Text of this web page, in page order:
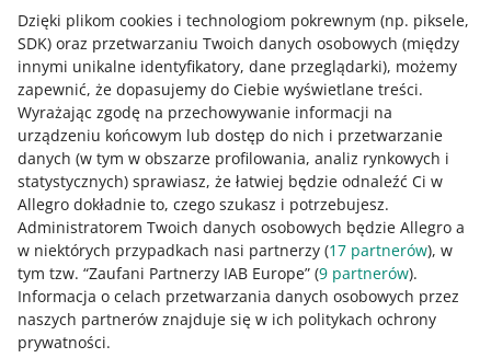
Dzięki plikom cookies i technologiom pokrewnym (np. piksele,
SDK) oraz przetwarzaniu Twoich danych osobowych (między
innymi unikalne identyfikatory, dane przeglądarki), możemy
zapewnić, że dopasujemy do Ciebie wyświetlane treści.
Wyrażając zgodę na przechowywanie informacji na
urządzeniu końcowym lub dostęp do nich i przetwarzanie
danych (w tym w obszarze profilowania, analiz rynkowych i
statystycznych) sprawiasz, że łatwiej będzie odnaleźć Ci w
Allegro dokładnie to, czego szukasz i potrzebujesz.
Administratorem Twoich danych osobowych będzie Allegro a
w niektórych przypadkach nasi partnerzy (17 partnerów), w
tym tzw. “Zaufani Partnerzy IAB Europe” (9 partnerów).
Informacja o celach przetwarzania danych osobowych przez
naszych partnerów znajduje się w ich politykach ochrony
prywatności.
Katalog produktów Allegro - krok po
kroku
SZYBKA WSKAZÓWKA 5 MIN
Zestawy ofertowe, czyli jak zwiększyć
wartość koszyków Twoich klientów
WIĘCEJ
Potrzebujesz pomocy?
Skontaktuj się z nami